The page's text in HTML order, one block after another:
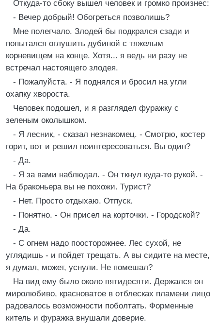
Откуда-то сбоку вышел человек и громко произнес:
- Вечер добрый! Обогреться позволишь?
Мне полегчало. Злодей бы подкрался сзади и
попытался оглушить дубиной с тяжелым
корневищем на конце. Хотя... я ведь ни разу не
встречал настоящего злодея.
- Пожалуйста. - Я поднялся и бросил на угли
охапку хвороста.
Человек подошел, и я разглядел фуражку с
зеленым околышком.
- Я лесник, - сказал незнакомец. - Смотрю, костер
горит, вот и решил поинтересоваться. Вы один?
- Да.
- Я за вами наблюдал. - Он ткнул куда-то рукой. -
На браконьера вы не похожи. Турист?
- Нет. Просто отдыхаю. Отпуск.
- Понятно. - Он присел на корточки. - Городской?
- Да.
- С огнем надо поосторожнее. Лес сухой, не
углядишь - и пойдет трещать. А вы сидите на месте,
я думал, может, уснули. Не помешал?
На вид ему было около пятидесяти. Держался он
миролюбиво, красноватое в отблесках пламени лицо
радовалось возможности поболтать. Форменные
китель и фуражка внушали доверие.